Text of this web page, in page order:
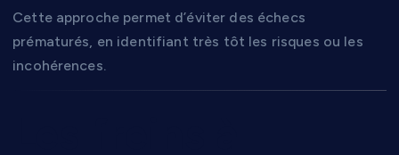
Cette approche permet d’éviter des échecs
prématurés, en identifiant très tôt les risques ou les
incohérences.